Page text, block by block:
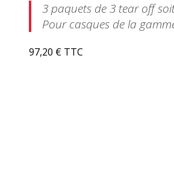
3 paquets de 3 tear off
Pour casques de la
97,20 € TTC